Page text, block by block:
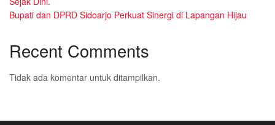
Bupati dan DPRD Sidoarjo Perkuat Sinergi di Lapangan Hijau
Recent Comments
Tidak ada komentar untuk ditampilkan.